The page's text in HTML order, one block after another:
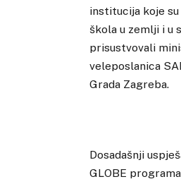
institucija koje
škola u zemlji i u
prisustvovali
veleposlanica
Grada Zagreba.
Dosadašnji
GLOBE